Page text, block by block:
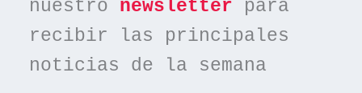
nuestro newsletter para
recibir las principales
noticias de la semana